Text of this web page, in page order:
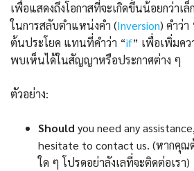
เพื่อแสดงถึงโอกาสที่จะเกิดขึ้นน้อยกว่าเ
ในการสลับตำแหน่งคำ (Inversion) คำว่า
ต้นประโยค แทนที่คำว่า “if” เพื่อเพิ่มค
พบเห็นได้ในสัญญาหรือประกาศต่าง ๆ
ตัวอย่าง:
Should you need any
hesitate to contact us. (หากคุณ
ใด ๆ โปรดอย่าลังเลที่จะติดต่อเรา)